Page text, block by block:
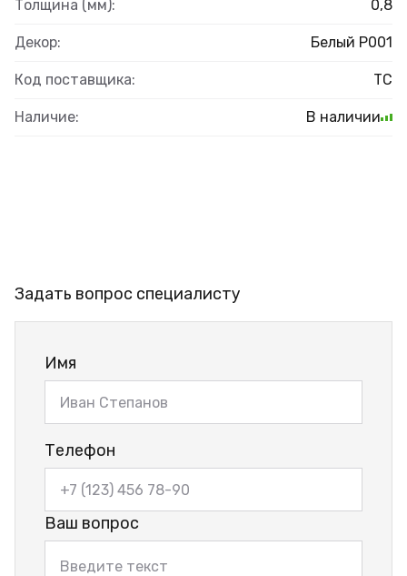
Толщина (мм): 0,8
Декор: Белый Р001
Код поставщика: ТС
Наличие: В наличии
Задать вопрос специалисту
Имя
Телефон
Ваш вопрос